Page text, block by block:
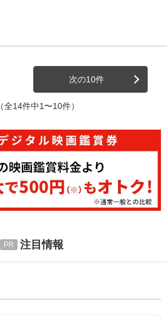
次の10件
（全14件中1〜10件）
注目情報